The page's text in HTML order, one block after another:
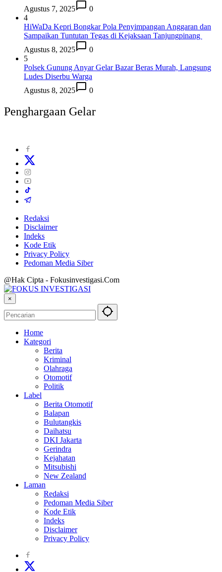
Agustus 7, 2025
0
4
HiWaDa Kepri Bongkar Pola Penyimpangan Anggaran dan
Sampaikan Tuntutan Tegas di Kejaksaan Tanjungpinang
Agustus 8, 2025
0
5
Polsek Gunung Anyar Gelar Bazar Beras Murah, Langsung
Ludes Diserbu Warga
Agustus 8, 2025
0
Penghargaan Gelar
Redaksi
Disclaimer
Indeks
Kode Etik
Privacy Policy
Pedoman Media Siber
@Hak Cipta - Fokusinvestigasi.Com
×
Home
Kategori
Berita
Kriminal
Olahraga
Otomotif
Politik
Label
Berita Otomotif
Balapan
Bulutangkis
Daihatsu
DKI Jakarta
Gerindra
Kejahatan
Mitsubishi
New Zealand
Laman
Redaksi
Pedoman Media Siber
Kode Etik
Indeks
Disclaimer
Privacy Policy